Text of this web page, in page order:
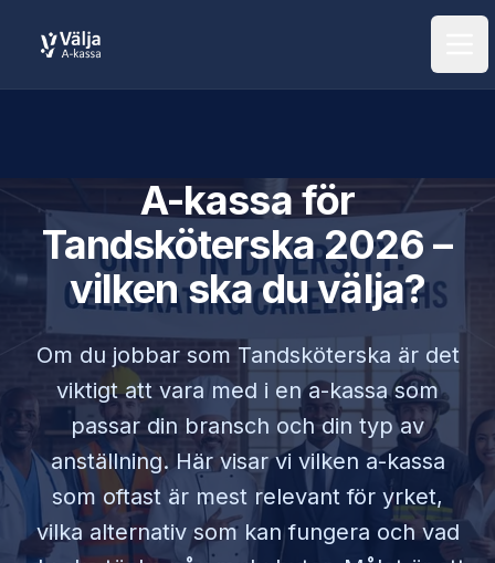
A-kassa för
Tandsköterska2026 –
vilken ska du välja?
Om du jobbar som Tandsköterska är det
viktigt att vara med i en a-kassa som
passar din bransch och din typ av
anställning. Här visar vi vilken a-kassa
som oftast är mest relevant för yrket,
vilka alternativ som kan fungera och vad